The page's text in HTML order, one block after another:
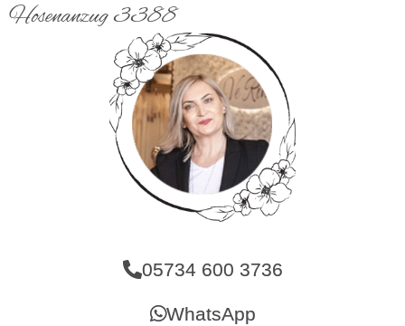
Hosenanzug 3388
05734 600 3736
WhatsApp